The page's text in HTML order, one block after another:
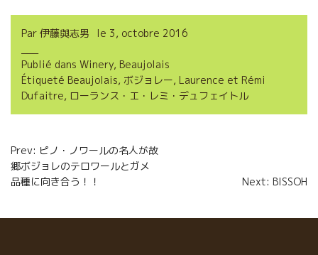
c
b
o
k
i
t
e
a
l
r
a
g
r
Par 伊藤與志男 le 3, octobre 2016
Publié dans Winery, Beaujolais
Étiqueté Beaujolais, ボジョレー, Laurence et Rémi
Dufaitre, ローランス・エ・レミ・デュフェイトル
Navigation
de
Prev: ピノ・ノワールの名人が故
郷ボジョレのテロワールとガメ
品種に向き合う！！
Next: BISSOH